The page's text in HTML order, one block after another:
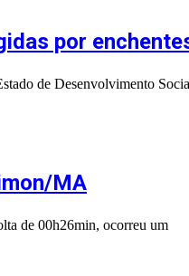
por
de Desenvolvimento
MA
de 00h26min, ocorreu um